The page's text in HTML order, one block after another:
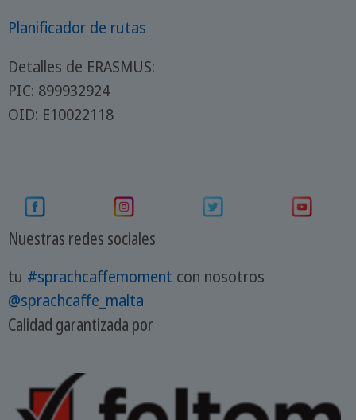
Planificador de rutas
Detalles de ERASMUS:
PIC: 899932924
OID: E10022118
Nuestras redes sociales
tu #sprachcaffemoment con nosotros
@sprachcaffe_malta
Calidad garantizada por